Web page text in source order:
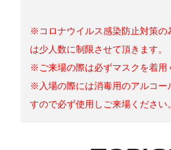
※コロナウイルス感染防止対策の
は少人数に制限させて頂きます。
※ご来場の際は必ずマスクを着用
※入場の際には消毒用のアルコー
すので必ず使用しご来場ください。